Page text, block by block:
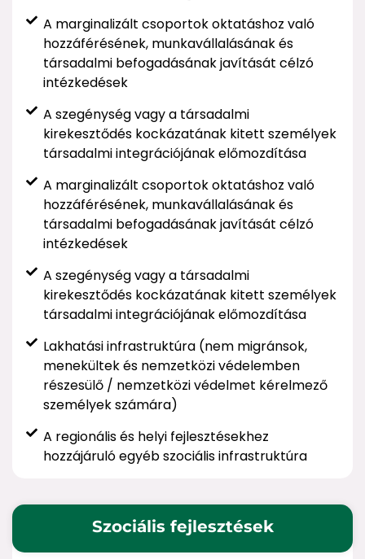
A marginalizált csoportok oktatáshoz való
hozzáférésének, munkavállalásának és
társadalmi befogadásának javítását célzó
intézkedések
A szegénység vagy a társadalmi
kirekesztődés kockázatának kitett személyek
társadalmi integrációjának előmozdítása
A marginalizált csoportok oktatáshoz való
hozzáférésének, munkavállalásának és
társadalmi befogadásának javítását célzó
intézkedések
A szegénység vagy a társadalmi
kirekesztődés kockázatának kitett személyek
társadalmi integrációjának előmozdítása
Lakhatási infrastruktúra (nem migránsok,
menekültek és nemzetközi védelemben
részesülő / nemzetközi védelmet kérelmező
személyek számára)
A regionális és helyi fejlesztésekhez
hozzájáruló egyéb szociális infrastruktúra
Szociális fejlesztések